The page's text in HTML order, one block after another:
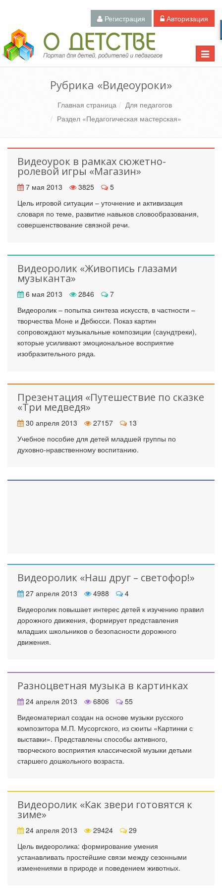
Регистрация Авторизация
Toggle
Педагогический портал «О детстве»
Рубрика «Видеоуроки»
Главная страница
Для педагогов
Раздел «Педагогическая мастерская»
Видеоурок в рамках сюжетно-
ролевой игры «Магазин»
7 мая 2013 3825
5
Цель игровой ситуации – уточнение и активизация
словаря по теме, развитие навыков словообразования,
совершенствование связной речи.
Видеоролик «Живопись глазами
музыканта»
6 мая 2013 2846
7
Видеоролик – попытка синтеза искусств, в частности –
творчества Моне и Дебюсси. Показ картин
сопровождают музыкальные композиции (саундтреки),
которые усиливают эмоциональное восприятие
изобразительного ряда.
Презентация «Путешествие по сказке
«Три медведя»
30 апреля 2013 27157
13
Учебное пособие для детей младшей группы по
духовно-нравственному воспитанию.
Видеоролик «Наш друг – светофор!»
27 апреля 2013 4988
4
Видеоролик повышает интерес детей к изучению правил
дорожного движения, формирует представления
младших школьников о безопасности дорожного
движения.
Разноцветная музыка в картинках
24 апреля 2013 6806
55
Видеоматериал создан на основе музыки русского
композитора М.П. Мусоргского, из сюиты «Картинки с
выставки». Представлены способы активного,
творческого восприятия классической музыки детьми
старшего дошкольного возраста.
Видеоролик «Как звери готовятся к
зиме»
24 апреля 2013 29424
29
Цель видеоролика: формирование умения
устанавливать простейшие связи между сезонными
изменениями в природе и поведением животных.